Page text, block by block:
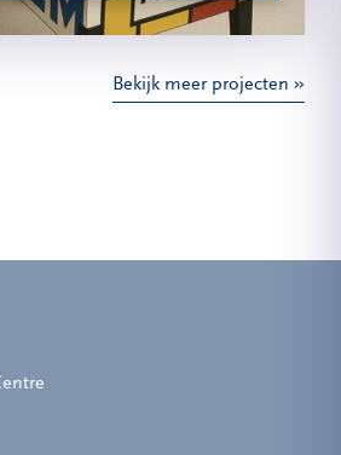
Bekijk meer projecten